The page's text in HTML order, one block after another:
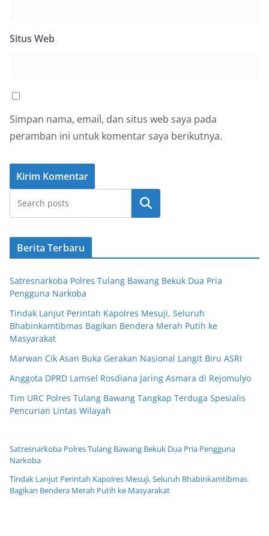
Situs Web
Simpan nama, email, dan situs web saya pada
peramban ini untuk komentar saya berikutnya.
Cari
Berita Terbaru
Satresnarkoba Polres Tulang Bawang Bekuk Dua Pria
Pengguna Narkoba
Tindak Lanjut Perintah Kapolres Mesuji, Seluruh
Bhabinkamtibmas Bagikan Bendera Merah Putih ke
Masyarakat
Marwan Cik Asan Buka Gerakan Nasional Langit Biru ASRI
Anggota DPRD Lamsel Rosdiana Jaring Asmara di Rejomulyo
Tim URC Polres Tulang Bawang Tangkap Terduga Spesialis
Pencurian Lintas Wilayah
Satresnarkoba Polres Tulang Bawang Bekuk Dua Pria Pengguna
Narkoba
Tindak Lanjut Perintah Kapolres Mesuji, Seluruh Bhabinkamtibmas
Bagikan Bendera Merah Putih ke Masyarakat